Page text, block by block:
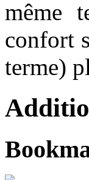
même
confort
terme)